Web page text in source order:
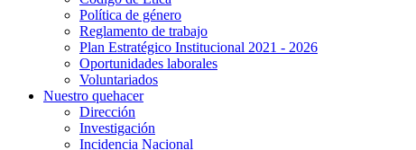
Política de género
Reglamento de trabajo
Plan Estratégico Institucional 2021 - 2026
Oportunidades laborales
Voluntariados
Nuestro quehacer
Dirección
Investigación
Incidencia Nacional